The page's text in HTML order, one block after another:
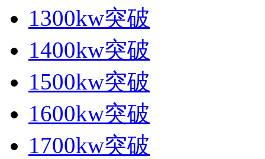
1300kw突破
1400kw突破
1500kw突破
1600kw突破
1700kw突破